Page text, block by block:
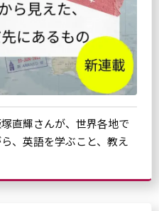
直輝さんが、世界各地で
、英語を学ぶこと、教え